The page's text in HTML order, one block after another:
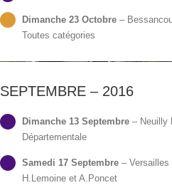
Dimanche 23 Octobre –
Toutes catégories
SEPTEMBRE – 2016
Dimanche 13 Septembre – Neuilly
Départementale
Samedi 17 Septembre – Versailles
H.Lemoine et A.Poncet